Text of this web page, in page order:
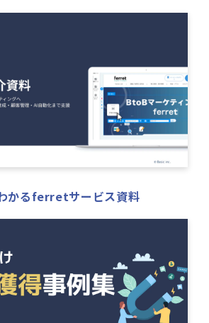
かるferretサービス資料